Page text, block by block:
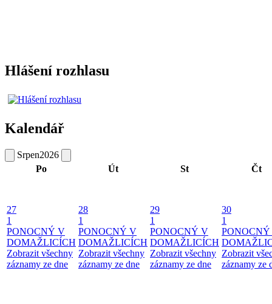
Hlášení rozhlasu
Kalendář
Srpen2026
Po
Út St Čt
27
1
PONOCNÝ V
DOMAŽLICÍCH
Zobrazit všechny
záznamy ze dne
28
1
PONOCNÝ V
DOMAŽLICÍCH
Zobrazit všechny
záznamy ze dne
29
1
PONOCNÝ V
DOMAŽLICÍCH
Zobrazit všechny
záznamy ze dne
30
1
Zobrazit
záznamy ze